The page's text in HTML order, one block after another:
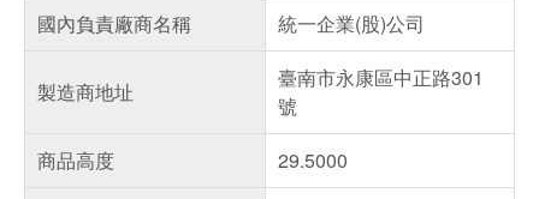
國內負責廠商名稱
統一企業(股)公司
製造商地址
臺南市永康區中正路301
號
商品高度
29.5000